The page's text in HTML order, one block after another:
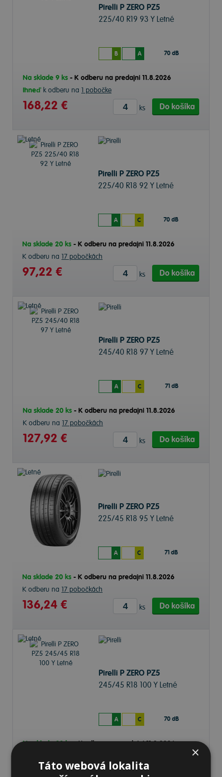
Pirelli P ZERO PZ5
225/40 R19 93 Y Letné
B A 70 dB
Na sklade 9 ks - K odberu na predajni 11.8.2026
Ihneď k odberu na 1 pobočke
168,22 € ks Do košíka
Pirelli P ZERO PZ5
225/40 R18 92 Y Letné
A C 70 dB
Na sklade 20 ks - K odberu na predajni 11.8.2026
K odberu na 17 pobočkách
97,22 € ks Do košíka
Pirelli P ZERO PZ5
245/40 R18 97 Y Letné
A C 71 dB
Na sklade 20 ks - K odberu na predajni 11.8.2026
K odberu na 17 pobočkách
127,92 € ks Do košíka
Pirelli P ZERO PZ5
225/45 R18 95 Y Letné
A C 71 dB
Na sklade 20 ks - K odberu na predajni 11.8.2026
K odberu na 17 pobočkách
136,24 € ks Do košíka
Pirelli P ZERO PZ5
245/45 R18 100 Y Letné
A C 70 dB
Na sklade 20 ks-K odberu na predajni 11.8.2026
137,51 € ks
×
Táto webová lokalita